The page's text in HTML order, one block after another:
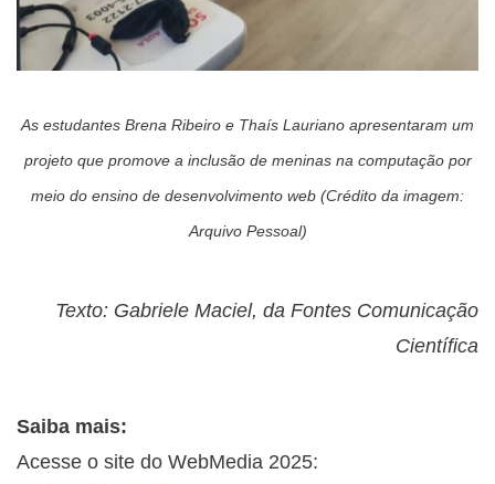
As estudantes Brena Ribeiro e Thaís Lauriano apresentaram um
projeto que promove a inclusão de meninas na computação por
meio do ensino de desenvolvimento web (Crédito da imagem:
Arquivo Pessoal)
Texto: Gabriele Maciel, da Fontes Comunicação
Científica
Saiba mais:
Acesse o site do WebMedia 2025: